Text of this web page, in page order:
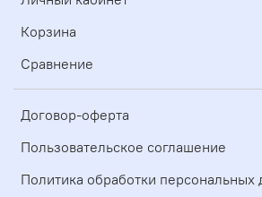
Корзина
Сравнение
Договор-оферта
Пользовательское соглашение
Политика обработки персональных